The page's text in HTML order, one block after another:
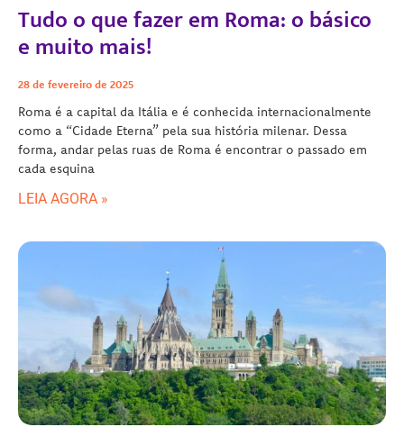
Tudo o que fazer em Roma: o básico
e muito mais!
28 de fevereiro de 2025
Roma é a capital da Itália e é conhecida internacionalmente
como a “Cidade Eterna” pela sua história milenar. Dessa
forma, andar pelas ruas de Roma é encontrar o passado em
cada esquina
LEIA AGORA »